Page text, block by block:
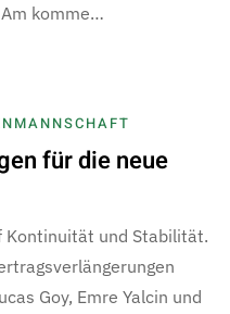
komme…
für die neue
Kontinuität und Stabilität.
Goy, Emre Yalcin und